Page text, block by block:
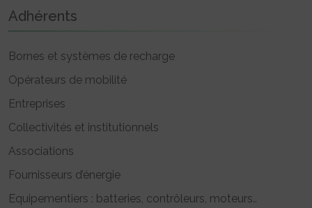
Adhérents
Bornes et systèmes de recharge
Opérateurs de mobilité
Entreprises
Collectivités et institutionnels
Associations
Fournisseurs d’énergie
Equipementiers : batteries, contrôleurs, moteurs..